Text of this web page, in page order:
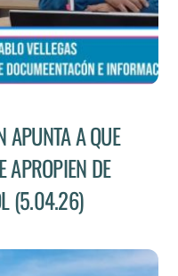
APUNTA A QUE
APROPIEN DE
(5.04.26)